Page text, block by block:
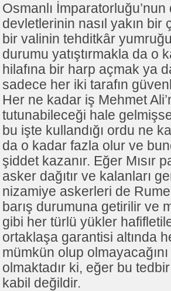
Osmanlı
devletlerinin nasıl yakın bir
bir valinin tehditkâr
durumu yatıştırmakla da o
hilafına bir harp açmak ya
sadece her iki tarafın
Her ne kadar iş Mehmet
tutunabileceği hale
bu işte kullandığı ordu ne
da o kadar fazla olur ve
şiddet kazanır. Eğer Mısır
asker dağıtır ve kalanları
nizamiye askerleri de
barış durumuna getirilir ve
gibi her türlü yükler
ortaklaşa garantisi altında
mümkün olup
olmaktadır ki, eğer bu
kabil değildir.